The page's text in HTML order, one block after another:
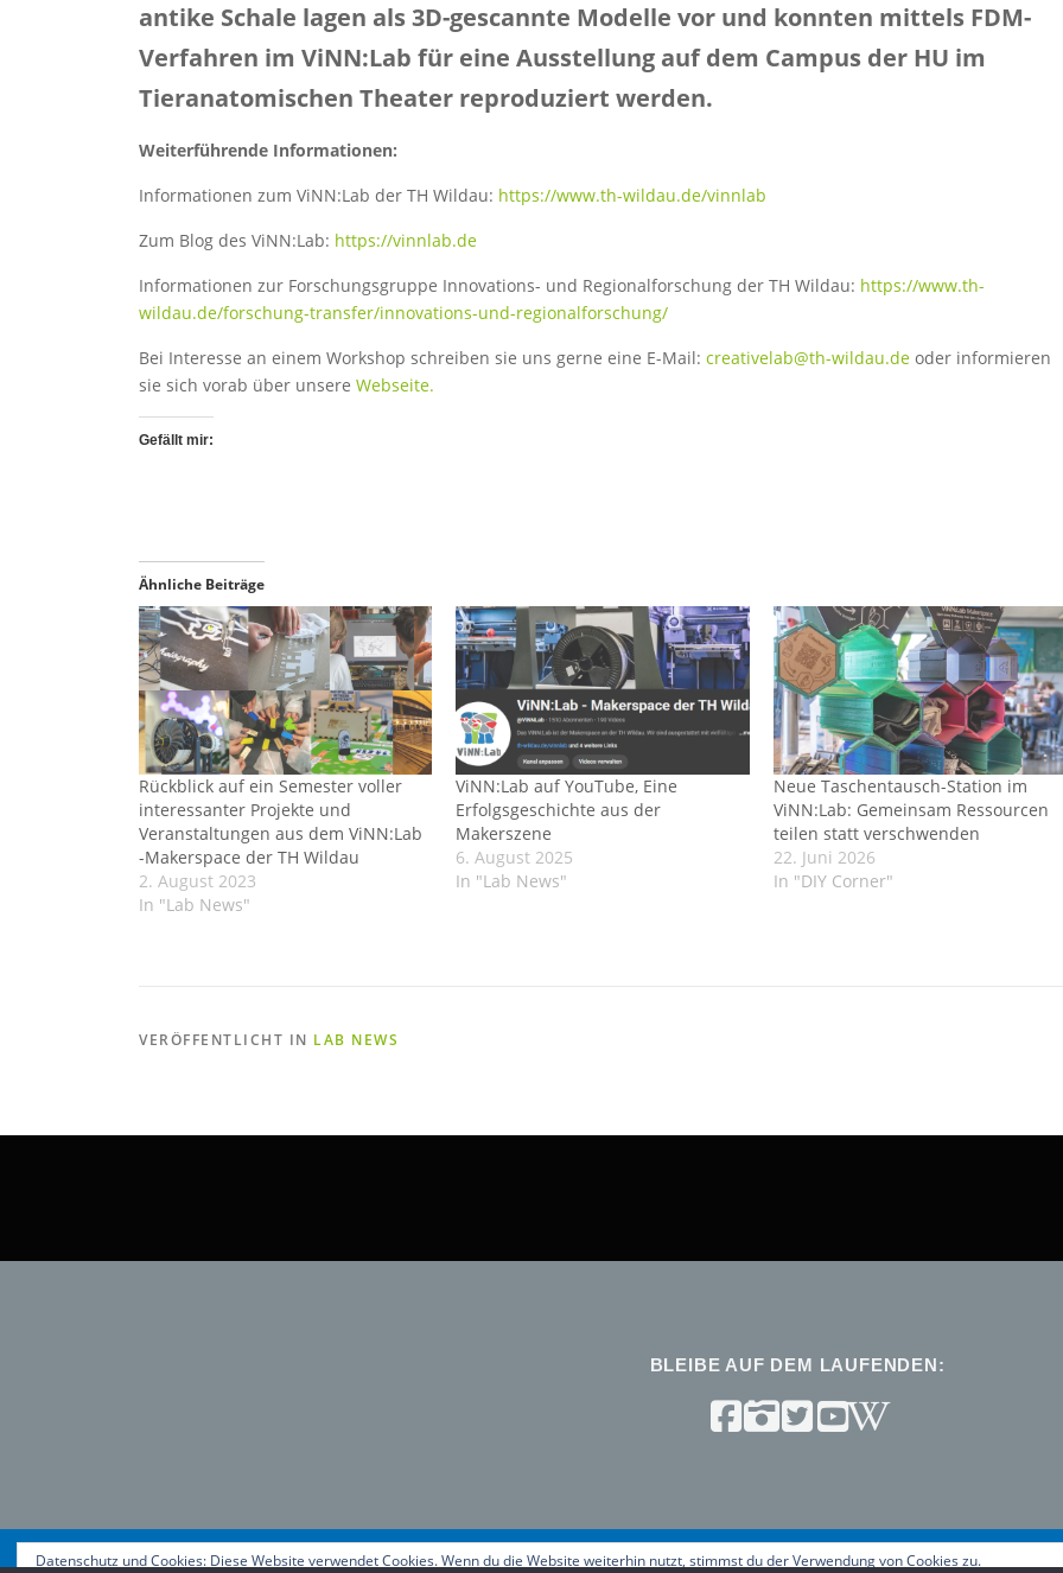
antike Schale lagen als 3D-gescannte Modelle vor und konnten mittels FDM-
Verfahren im ViNN:Lab für eine Ausstellung auf dem Campus der HU im
Tieranatomischen Theater reproduziert werden.
Weiterführende Informationen:
Informationen zum ViNN:Lab der TH Wildau: https://www.th-wildau.de/vinnlab
Zum Blog des ViNN:Lab: https://vinnlab.de
Informationen zur Forschungsgruppe Innovations- und Regionalforschung der TH Wildau: https://www.th-
wildau.de/forschung-transfer/innovations-und-regionalforschung/
Bei Interesse an einem Workshop schreiben sie uns gerne eine E-Mail: creativelab@th-wildau.de oder informieren
sie sich vorab über unsere Webseite.
Gefällt mir:
Ähnliche Beiträge
Rückblick auf ein Semester voller
interessanter Projekte und
Veranstaltungen aus dem ViNN:Lab
-Makerspace der TH Wildau
2. August 2023
In "Lab News"
ViNN:Lab auf YouTube, Eine
Erfolgsgeschichte aus der
Makerszene
6. August 2025
In "Lab News"
Neue Taschentausch-Station im
ViNN:Lab: Gemeinsam Ressourcen
teilen statt verschwenden
22. Juni 2026
In "DIY Corner"
VERÖFFENTLICHT IN LAB NEWS
BLEIBE AUF DEM LAUFENDEN:
Datenschutz und Cookies: Diese Website verwendet Cookies. Wenn du die Website weiterhin nutzt, stimmst du der Verwendung von Cookies zu.